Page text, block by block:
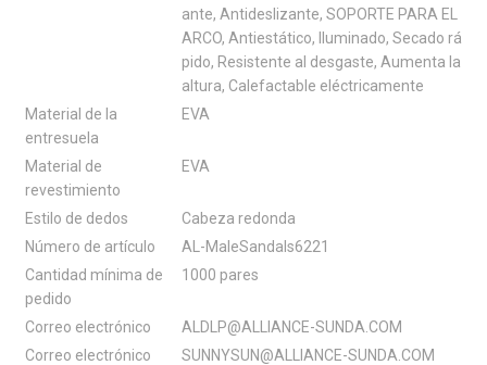
ante, Antideslizante, SOPORTE PARA EL
ARCO, Antiestático, Iluminado, Secado rá
pido, Resistente al desgaste, Aumenta la
altura, Calefactable eléctricamente
Material de la
entresuela
EVA
Material de
revestimiento
EVA
Estilo de dedos
Cabeza redonda
Número de artículo
AL-MaleSandals6221
Cantidad mínima de
pedido
1000 pares
Correo electrónico
ALDLP@ALLIANCE-SUNDA.COM
Correo electrónico
SUNNYSUN@ALLIANCE-SUNDA.COM